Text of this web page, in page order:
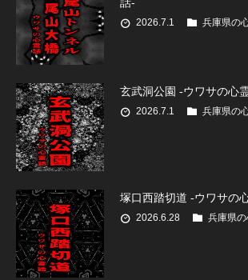
話-
2026.7.1 兵庫県の
玄武洞公園 -ウワサの心
2026.7.1 兵庫県の
塚口西踏切道 -ウワサの
2026.6.28 兵庫県の